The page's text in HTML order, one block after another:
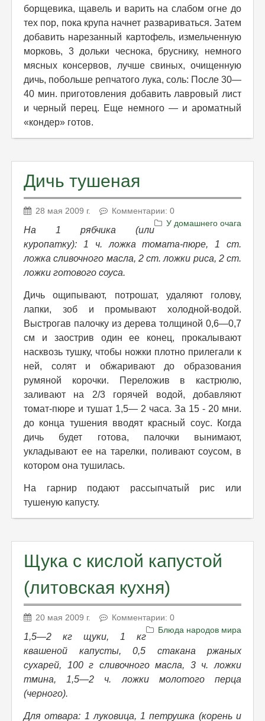
борщевика, щавель и варить на слабом огне до
тех пор, пока крупа начнет развариваться. Затем
добавить нарезанный картофель, измельченную
морковь, 3 дольки чеснока, бруснику, немного
мясных консервов, лучше свиных, очищенную
дичь, побольше репчатого лука, соль: После 30—
40 мин. приготовления добавить лавровый лист
и черный перец. Еще немного — и ароматный
«кондер» готов.
Дичь тушеная
28 мая 2009 г.
Комментарии: 0
У домашнего очага
На 1 рябчика (или
куропатку): 1 ч. ложка томата-пюре, 1 ст.
ложка сливочного масла, 2 ст. ложки риса, 2 ст.
ложки готового соуса.
Дичь ощипывают, потрошат, удаляют голову,
лапки, зоб и промывают холодной-водой.
Выстрогав палочку из дерева толщиной 0,6—0,7
см и заострив один ее конец, прокалывают
насквозь тушку, чтобы ножки плотно прилегали к
ней, солят и обжаривают до образования
румяной корочки. Переложив в кастрюлю,
заливают на 2/3 горячей водой, добавляют
томат-пюре и тушат 1,5— 2 часа. За 15 - 20 мни.
до конца тушения вводят красный соус. Когда
дичь будет готова, палочки вынимают,
укладывают ее на тарелки, поливают соусом, в
котором она тушилась.
На гарнир подают рассыпчатый рис или
тушеную капусту.
Щука с кислой капустой
(литовская кухня)
20 мая 2009 г.
Комментарии: 0
Блюда народов мира
1,5—2 кг щуки, 1 кг
квашеной капусты, 0,5 стакана ржаных
сухарей, 100 г сливочного масла, 3 ч. ложки
тмина, 1,5—2 ч. ложки молотого перца
(черного).
Для отвара: 1 луковица, 1 петрушка (корень и